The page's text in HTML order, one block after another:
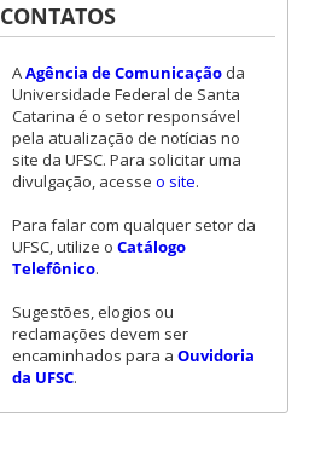
CONTATOS
AAgência de Comunicaçãoda
Universidade Federal de Santa
Catarina é o setor responsável
pela atualização de notícias no
site da UFSC. Para solicitar uma
divulgação, acesse o site.
Para falar com qualquer setor da
UFSC, utilize o Catálogo
Telefônico.
Sugestões, elogios ou
reclamações devem ser
encaminhados para a Ouvidoria
da UFSC.